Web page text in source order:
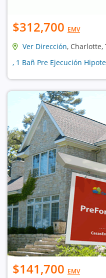
$312,700 EMV
Ver Dirección, Charlotte,
, 1 Bañ Pre Ejecución
$141,700 EMV